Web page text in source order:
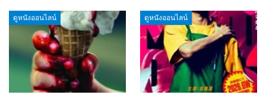
ดูหนังออนไลน์ ดูหนังออนไลน์